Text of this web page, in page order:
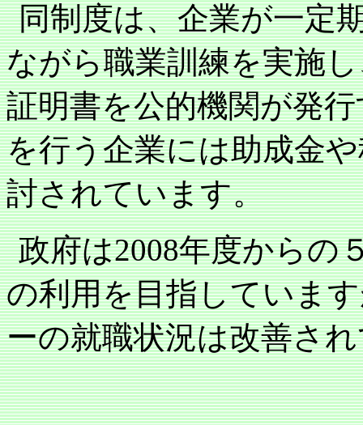
同制度は、企業が一定
ながら職業訓練を実施
証明書を公的機関が発
を行う企業には助成金
討されています。
政府は2008年度からの
の利用を目指していま
ーの就職状況は改善さ